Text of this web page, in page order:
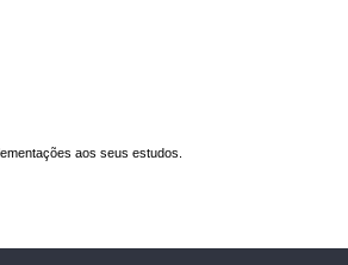
aos seus estudos.